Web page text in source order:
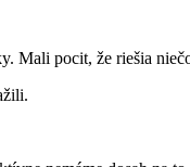
Mali pocit, že riešia